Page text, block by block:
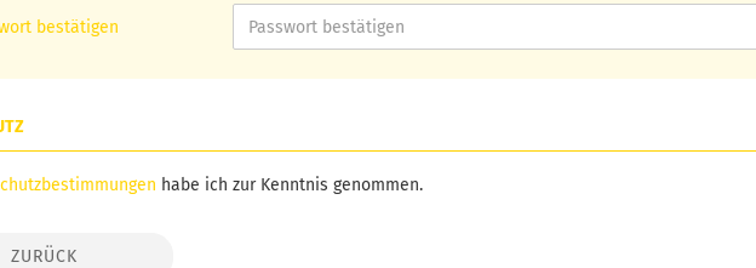
bestätigen
habe ich zur Kenntnis genommen.
ZURÜCK